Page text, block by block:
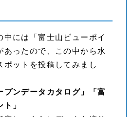
中には「富士山ビューポイ
あったので、この中から水
ポットを投稿してみまし
プンデータカタログ」「富
」